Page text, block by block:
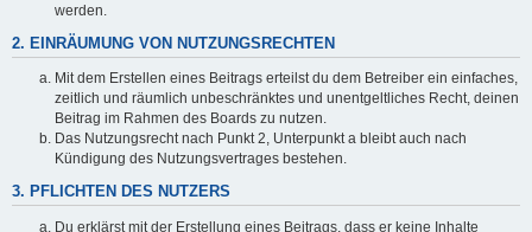
werden.
2. EINRÄUMUNG VON NUTZUNGSRECHTEN
Mit dem Erstellen eines Beitrags erteilst du dem Betreiber ein einfaches,
zeitlich und räumlich unbeschränktes und unentgeltliches Recht, deinen
Beitrag im Rahmen des Boards zu nutzen.
Das Nutzungsrecht nach Punkt 2, Unterpunkt a bleibt auch nach
Kündigung des Nutzungsvertrages bestehen.
3. PFLICHTEN DES NUTZERS
Du erklärst mit der Erstellung eines Beitrags, dass er keine Inhalte